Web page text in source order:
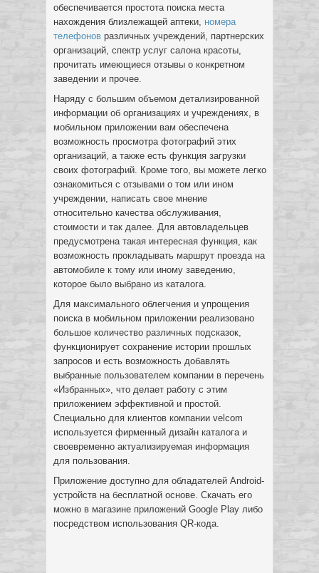
обеспечивается простота поиска места
нахождения близлежащей аптеки, номера
телефонов различных учреждений, партнерских
организаций, спектр услуг салона красоты,
прочитать имеющиеся отзывы о конкретном
заведении и прочее.
Наряду с большим объемом детализированной
информации об организациях и учреждениях, в
мобильном приложении вам обеспечена
возможность просмотра фотографий этих
организаций, а также есть функция загрузки
своих фотографий. Кроме того, вы можете легко
ознакомиться с отзывами о том или ином
учреждении, написать свое мнение
относительно качества обслуживания,
стоимости и так далее. Для автовладельцев
предусмотрена такая интересная функция, как
возможность прокладывать маршрут проезда на
автомобиле к тому или иному заведению,
которое было выбрано из каталога.
Для максимального облегчения и упрощения
поиска в мобильном приложении реализовано
большое количество различных подсказок,
функционирует сохранение истории прошлых
запросов и есть возможность добавлять
выбранные пользователем компании в перечень
«Избранных», что делает работу с этим
приложением эффективной и простой.
Специально для клиентов компании velcom
используется фирменный дизайн каталога и
своевременно актуализируемая информация
для пользования.
Приложение доступно для обладателей Android-
устройств на бесплатной основе. Скачать его
можно в магазине приложений Google Play либо
посредством использования QR-кода.